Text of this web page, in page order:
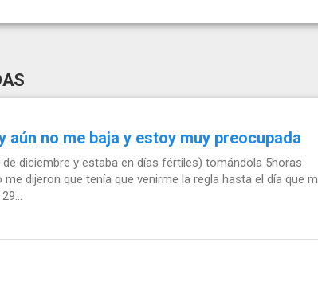
aún no me baja y estoy muy preocupada
diciembre y estaba en días fértiles) tomándola 5horas
dijeron que tenía que venirme la regla hasta el día que m